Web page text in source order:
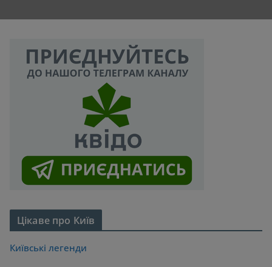
Цікаве про Київ
Київські легенди